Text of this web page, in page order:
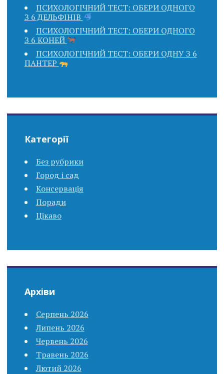
ПСИХОЛОГІЧНИЙ ТЕСТ: ОБЕРИ ОДНОГО
З 6 ДЕЛЬФІНІВ
ПСИХОЛОГІЧНИЙ ТЕСТ: ОБЕРИ ОДНОГО
З 6 КОНЕЙ
ПСИХОЛОГІЧНИЙ ТЕСТ: ОБЕРИ ОДНУ З 6
ПАНТЕР
Категорії
Без рубрики
Город і сад
Консервація
Поради
Цікаво
Архіви
Серпень 2026
Липень 2026
Червень 2026
Травень 2026
Лютий 2026